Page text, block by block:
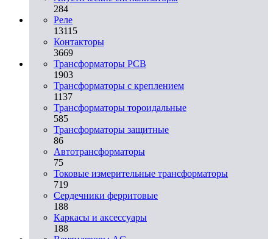
284
Реле
13115
Контакторы
3669
Трансформаторы PCB
1903
Трансформаторы с креплением
1137
Трансформаторы тороидальные
585
Трансформаторы защитные
86
Автотрансформаторы
75
Токовые измерительные трансформаторы
719
Сердечники ферритовые
188
Каркасы и аксессуары
188